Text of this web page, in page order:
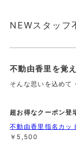
NEWスタッフ
不動由香里を覚
そんな思いを込めて
超お得なクーポン登
不動由香里指名カッ
￥5,500